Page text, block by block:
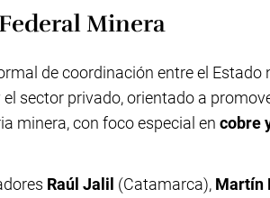
Minera
de coordinación entre el Estado
sector privado, orientado a
minera, con foco especial en cobre
Raúl Jalil (Catamarca), Martín